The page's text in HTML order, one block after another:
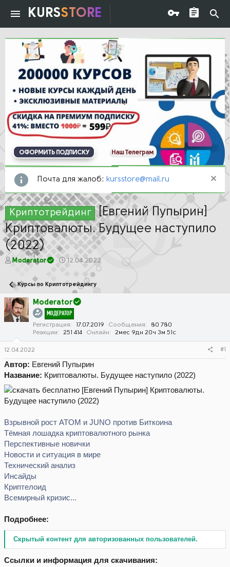
KURSSTORE
ОФОРМИТЬ ПОДПИСКУ Наш Телеграм
Почта для жалоб: kursstore@mail.ru
Криптотрейдинг [Евгений Пупырин]
Криптовалюты. Будущее наступило
(2022)
А
о
р
т
е
Moderator
Д
а
а
ч
а
л
а
12.04.2022
Курсы по Криптотрейдингу
Moderator
МОДЕРАТОР
Регистрация 17.07.2019 Сообщения
80 780
Реакции
251 414 Онлайн 2мес 9дн 20ч 3м 51с
12.04.2022 #1
Автор: Евгений Пупырин
Название: Криптовалюты. Будущее наступило (2022)
Взрывной рост ATOM и JUNO против Биткоина
Тёмная лошадка криптовалютного рынка
Перспективные новички
Новости и ситуация в мире
Технический анализ
Инсайды
Криптелоид
Всемирный кризис...
Подробнее:
Скрытый контент для авторизованных пользователей.
Ссылки и информация для скачивания: